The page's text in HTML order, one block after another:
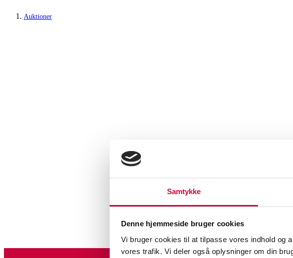
Samtykke
Denne hjemmeside bruger cookies
Vi bruger cookies til at tilpasse vores indhold og
vores trafik. Vi deler også oplysninger om din
Auktioner